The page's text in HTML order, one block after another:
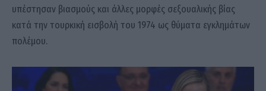
υπέστησαν βιασμούς και άλλες μορφές σεξουαλικής βίας
κατά την τουρκική εισβολή του 1974 ως θύματα εγκλημάτων
πολέμου.